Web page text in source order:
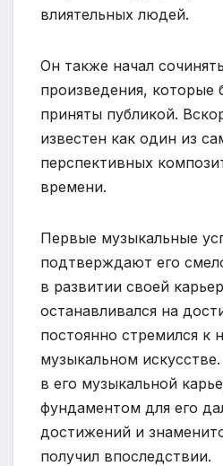
влиятельных людей.
Он также начал
произведения, которые
приняты публикой.
известен как один из
перспективных
времени.
Первые музыкальные
подтверждают его
в развитии своей
останавливался на
постоянно стремился
музыкальном
в его музыкальной
фундаментом для его
достижений и
получил впоследствии.